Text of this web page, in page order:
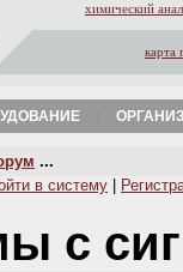
химический
карта
...
в систему
с